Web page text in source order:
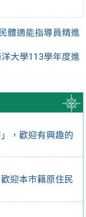
，歡迎有興趣的
迎本市籍原住民
體適能指導員精進
大學113學年度進